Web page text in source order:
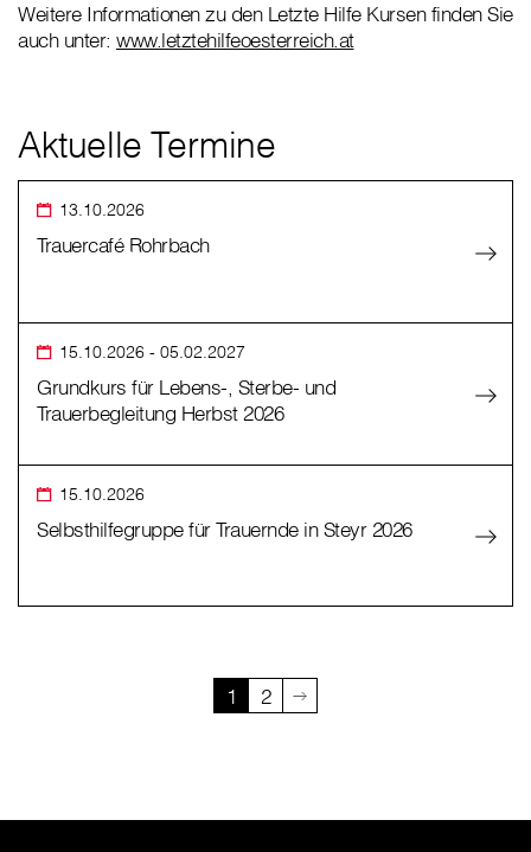
Weitere Informationen zu den Letzte Hilfe Kursen finden Sie
auch unter: www.letztehilfeoesterreich.at
Aktuelle Termine
13.10.2026
Trauercafé Rohrbach
15.10.2026 - 05.02.2027
Grundkurs für Lebens-, Sterbe- und
Trauerbegleitung Herbst 2026
15.10.2026
Selbsthilfegruppe für Trauernde in Steyr 2026
1 2